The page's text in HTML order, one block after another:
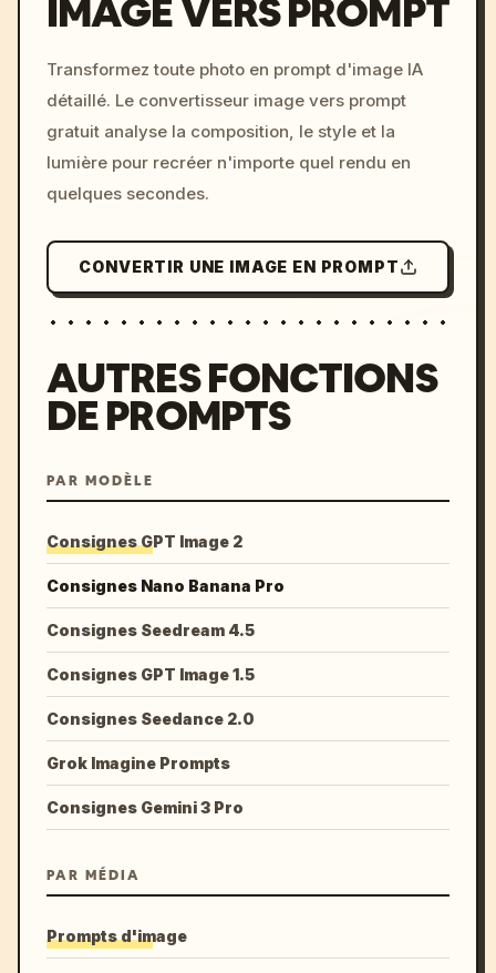
c, cyberpunk sunset, neon
colors, 8k --v 6.0
IMAGE VERS PROMPT
Transformez toute photo en prompt d'image IA
détaillé. Le convertisseur image vers prompt
gratuit analyse la composition, le style et la
lumière pour recréer n'importe quel rendu en
quelques secondes.
CONVERTIR UNE IMAGE EN PROMPT
AUTRES FONCTIONS
DE PROMPTS
PAR MODÈLE
Consignes GPT Image 2
Consignes Nano Banana Pro
Consignes Seedream 4.5
Consignes GPT Image 1.5
Consignes Seedance 2.0
Grok Imagine Prompts
Consignes Gemini 3 Pro
PAR MÉDIA
Prompts d'image